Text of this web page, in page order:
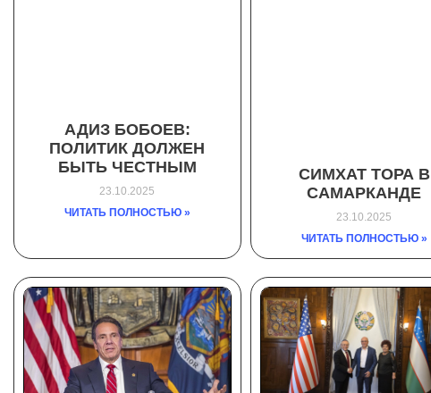
АДИЗ БОБОЕВ:
ПОЛИТИК ДОЛЖЕН
БЫТЬ ЧЕСТНЫМ
23.10.2025
ЧИТАТЬ ПОЛНОСТЬЮ »
СИМХАТ ТОРА В
САМАРКАНДЕ
23.10.2025
ЧИТАТЬ ПОЛНОСТЬЮ »